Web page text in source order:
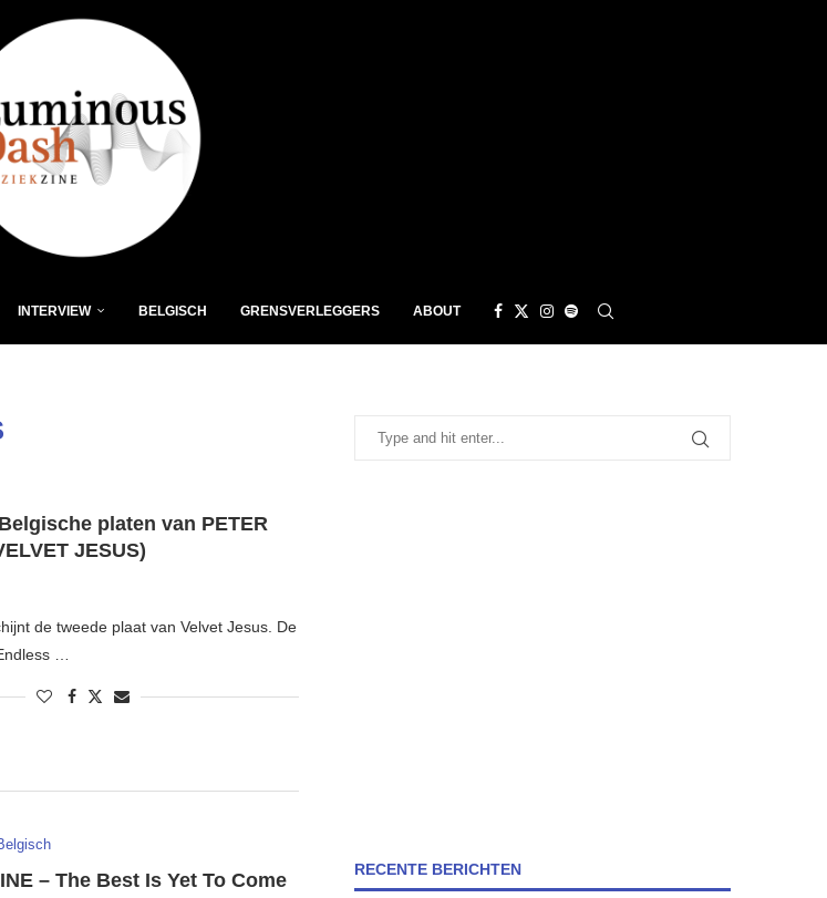
INTERVIEW BELGISCH GRENSVERLEGGERS ABOUT
platen van PETER
JESUS)
de tweede plaat van Velvet Jesus. De
…
– The Best Is Yet To Come RECENTE BERICHTEN